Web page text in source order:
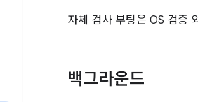
자체 검사 부팅은 OS 검증
백그라운드